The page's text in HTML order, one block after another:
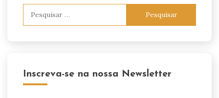
Inscreva-se na nossa Newsletter